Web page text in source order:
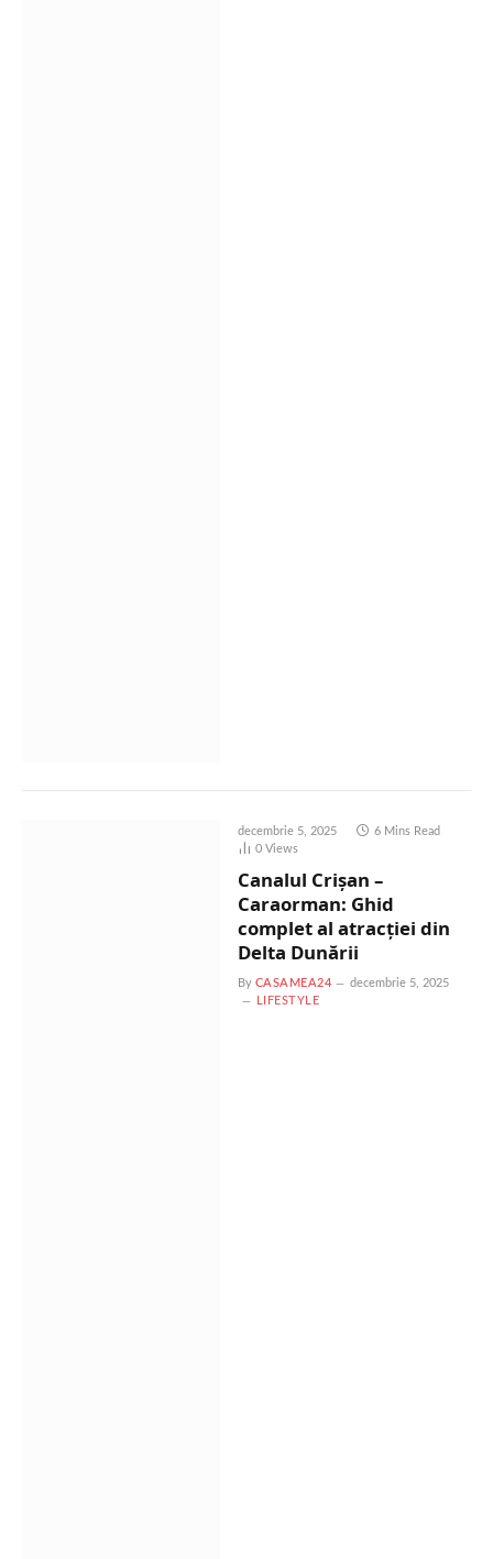
decembrie 5, 2025
6 Mins Read
0 Views
Canalul Crișan –
Caraorman: Ghid
complet al atracției din
Delta Dunării
By CASAMEA24
decembrie 5, 2025
LIFESTYLE